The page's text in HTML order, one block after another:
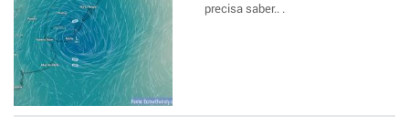
precisa saber.. .